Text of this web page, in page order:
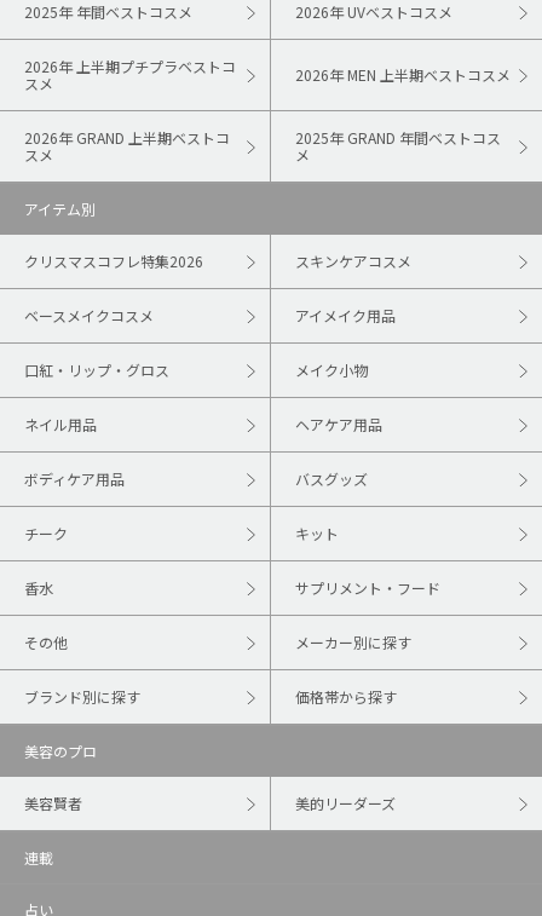
2025年 年間ベストコスメ 2026年 UVベストコスメ
2026年 上半期プチプラベストコ
スメ
2026年 MEN 上半期ベストコスメ
2026年 GRAND 上半期ベストコ
スメ
2025年 GRAND 年間ベストコス
メ
アイテム別
クリスマスコフレ特集2026 スキンケアコスメ
ベースメイクコスメ アイメイク用品
口紅・リップ・グロス メイク小物
ネイル用品 ヘアケア用品
ボディケア用品 バスグッズ
チーク キット
香水 サプリメント・フード
その他 メーカー別に探す
ブランド別に探す 価格帯から探す
美容のプロ
美容賢者 美的リーダーズ
連載
占い